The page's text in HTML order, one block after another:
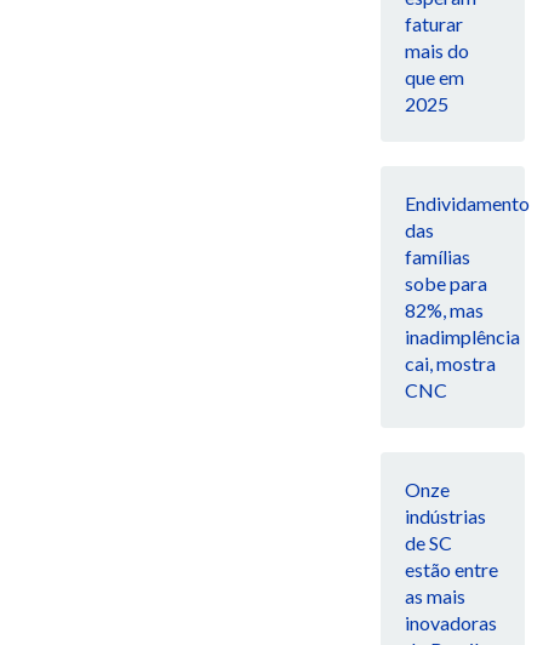
faturar
mais do
que em
2025
Endividamento
das
famílias
sobe para
82%, mas
inadimplência
cai, mostra
CNC
Onze
indústrias
de SC
estão entre
as mais
inovadoras